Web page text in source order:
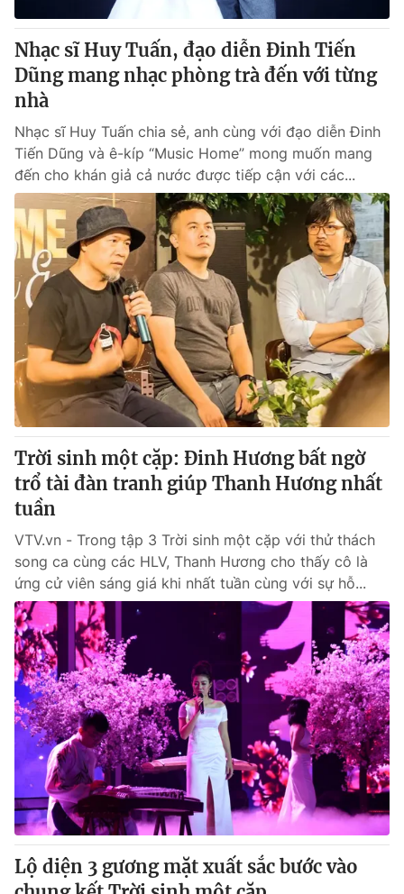
Nhạc sĩ Huy Tuấn, đạo diễn Đinh Tiến
Dũng mang nhạc phòng trà đến với từng
nhà
Nhạc sĩ Huy Tuấn chia sẻ, anh cùng với đạo diễn Đinh
Tiến Dũng và ê-kíp “Music Home” mong muốn mang
đến cho khán giả cả nước được tiếp cận với các...
Trời sinh một cặp: Đinh Hương bất ngờ
trổ tài đàn tranh giúp Thanh Hương nhất
tuần
VTV.vn - Trong tập 3 Trời sinh một cặp với thử thách
song ca cùng các HLV, Thanh Hương cho thấy cô là
ứng cử viên sáng giá khi nhất tuần cùng với sự hỗ...
Lộ diện 3 gương mặt xuất sắc bước vào